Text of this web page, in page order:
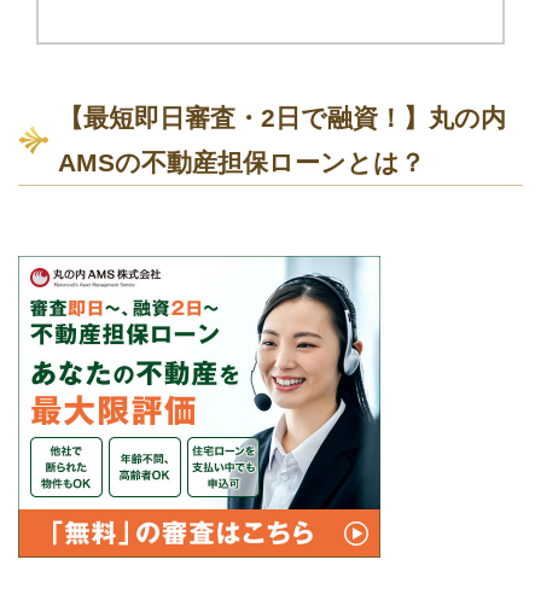
【最短即日審査・2日で融資！】丸の内
AMSの不動産担保ローンとは？